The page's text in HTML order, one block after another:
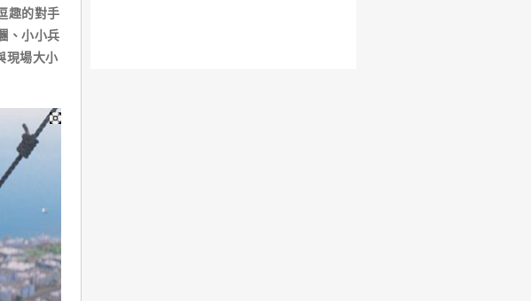
趣的對手
、小小兵
現場大小